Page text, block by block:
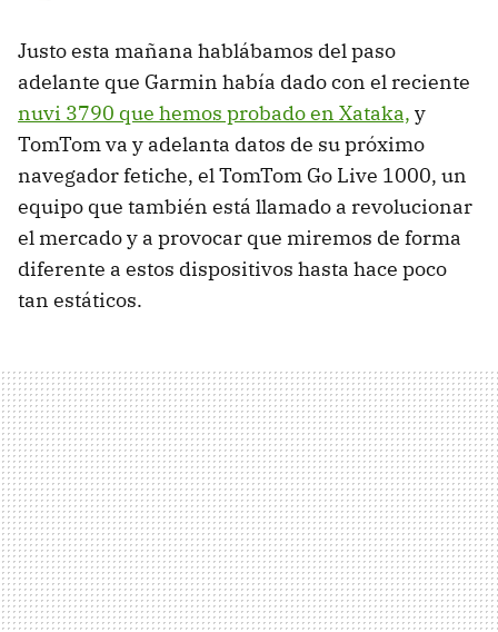
Justo esta mañana hablábamos del paso
adelante que Garmin había dado con el reciente
nuvi 3790 que hemos probado en Xataka, y
TomTom va y adelanta datos de su próximo
navegador fetiche, el TomTom Go Live 1000, un
equipo que también está llamado a revolucionar
el mercado y a provocar que miremos de forma
diferente a estos dispositivos hasta hace poco
tan estáticos.